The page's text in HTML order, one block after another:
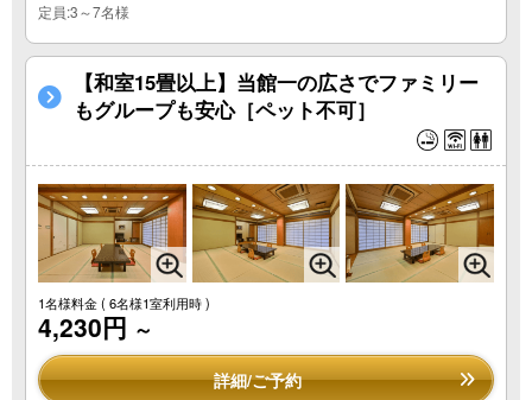
定員:3～7名様
【和室15畳以上】当館一の広さでファミリー
もグループも安心［ペット不可］
1名様料金( 6名様1室利用時 )
4,230円 ～
詳細/ご予約